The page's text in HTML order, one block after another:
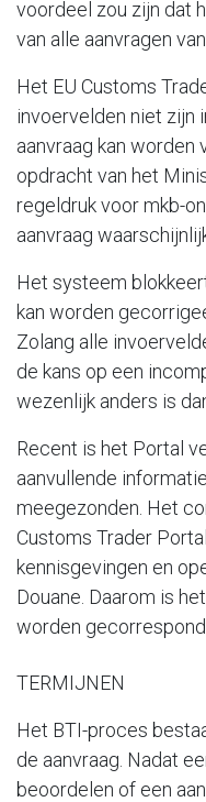
voordeel zou zijn dat
van alle aanvragen
Het EU Customs
invoervelden niet zijn
aanvraag kan worden
opdracht van het
regeldruk voor mkb-
aanvraag
Het systeem
kan worden
Zolang alle
de kans op een
wezenlijk anders is
Recent is het Portal
aanvullende
meegezonden. Het
Customs Trader
kennisgevingen en
Douane. Daarom is
worden
TERMIJNEN
Het BTI-proces
de aanvraag. Nadat
beoordelen of een